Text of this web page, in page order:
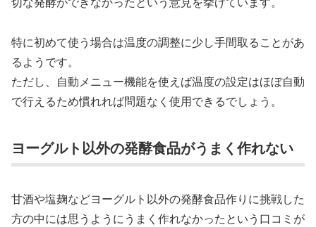
特に初めて使う場合は温度の調整に少し手間取ることがあ
るようです。
ただし、自動メニュー機能を使えば温度の設定はほぼ自動
で行えるため慣れれば問題なく使用できるでしょう。
ヨーグルト以外の発酵食品がうまく作れない
甘酒や塩麹などヨーグルト以外の発酵食品作りに挑戦した
方の中には思うようにうまく作れなかったという口コミが